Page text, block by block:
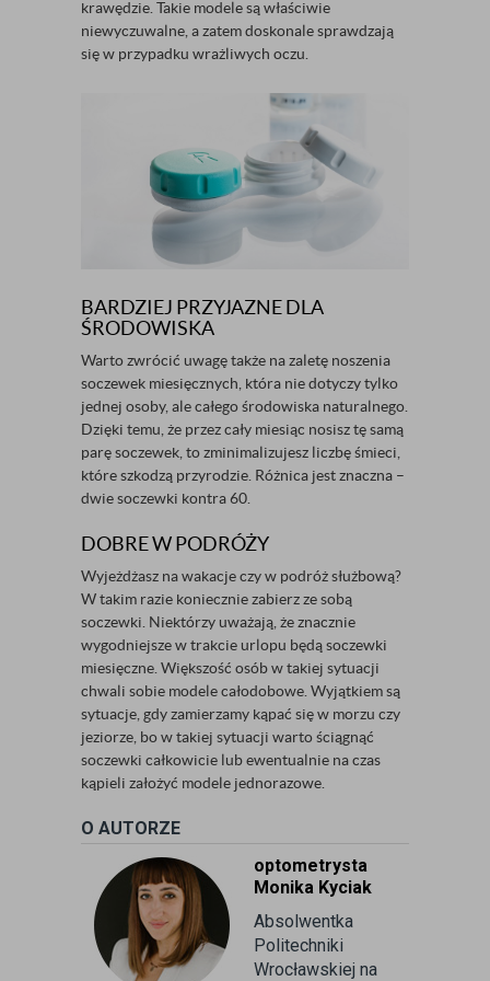
krawędzie. Takie modele są właściwie
niewyczuwalne, a zatem doskonale sprawdzają
się w przypadku wrażliwych oczu.
BARDZIEJ PRZYJAZNE DLA
ŚRODOWISKA
Warto zwrócić uwagę także na zaletę noszenia
soczewek miesięcznych, która nie dotyczy tylko
jednej osoby, ale całego środowiska naturalnego.
Dzięki temu, że przez cały miesiąc nosisz tę samą
parę soczewek, to zminimalizujesz liczbę śmieci,
które szkodzą przyrodzie. Różnica jest znaczna –
dwie soczewki kontra 60.
DOBRE W PODRÓŻY
Wyjeżdżasz na wakacje czy w podróż służbową?
W takim razie koniecznie zabierz ze sobą
soczewki. Niektórzy uważają, że znacznie
wygodniejsze w trakcie urlopu będą soczewki
miesięczne. Większość osób w takiej sytuacji
chwali sobie modele całodobowe. Wyjątkiem są
sytuacje, gdy zamierzamy kąpać się w morzu czy
jeziorze, bo w takiej sytuacji warto ściągnąć
soczewki całkowicie lub ewentualnie na czas
kąpieli założyć modele jednorazowe.
O AUTORZE
optometrysta
Monika Kyciak
Absolwentka
Politechniki
Wrocławskiej na